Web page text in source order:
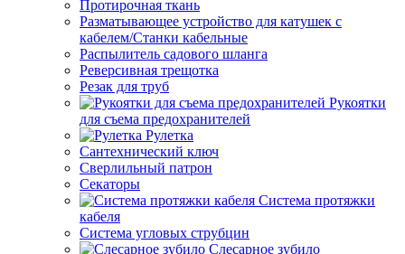
Протирочная ткань
Разматывающее устройство для катушек с
кабелем/Станки кабельные
Распылитель садового шланга
Реверсивная трещотка
Резак для труб
Рукоятки
для съема предохранителей
Рулетка
Сантехнический ключ
Сверлильный патрон
Секаторы
Система протяжки
кабеля
Система угловых струбцин
Слесарное зубило